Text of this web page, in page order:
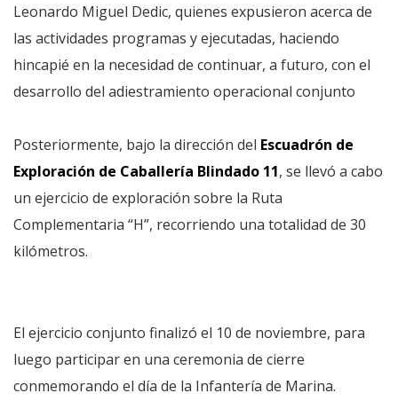
Leonardo Miguel Dedic, quienes expusieron acerca de
las actividades programas y ejecutadas, haciendo
hincapié en la necesidad de continuar, a futuro, con el
desarrollo del adiestramiento operacional conjunto
Posteriormente, bajo la dirección del Escuadrón de
Exploración de Caballería Blindado 11, se llevó a cabo
un ejercicio de exploración sobre la Ruta
Complementaria “H”, recorriendo una totalidad de 30
kilómetros.
El ejercicio conjunto finalizó el 10 de noviembre, para
luego participar en una ceremonia de cierre
conmemorando el día de la Infantería de Marina.